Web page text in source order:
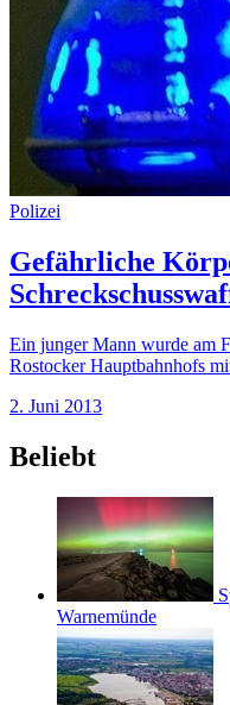
Polizei
Gefährliche
Ein junger Mann wurde am
Rostocker Hauptbahnhofs
2. Juni 2013
Beliebt
Warnemünde